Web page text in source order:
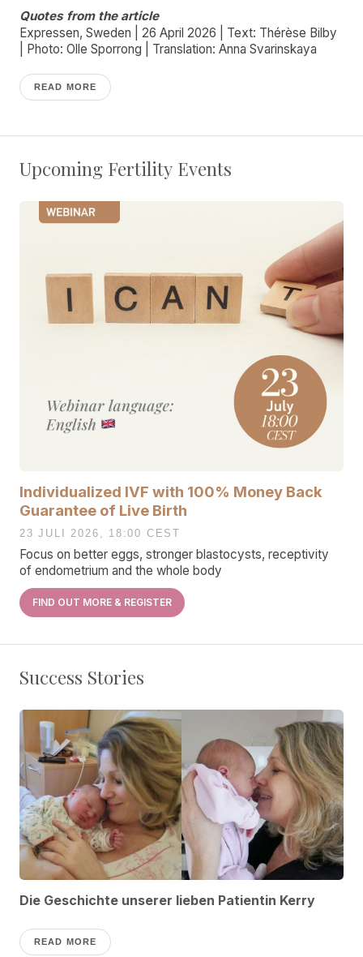
Quotes from the article
Expressen, Sweden | 26 April 2026 | Text: Thérèse Bilby
| Photo: Olle Sporrong | Translation: Anna Svarinskaya
READ MORE
Upcoming Fertility Events
Individualized IVF with 100% Money Back
Guarantee of Live Birth
23 JULI 2026, 18:00 CEST
Focus on better eggs, stronger blastocysts, receptivity
of endometrium and the whole body
FIND OUT MORE & REGISTER
Success Stories
Die Geschichte unserer lieben Patientin Kerry
READ MORE